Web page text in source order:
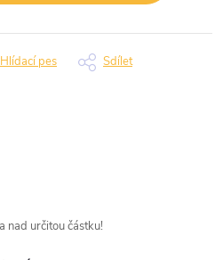
Hlídací pes Sdílet
nad určitou částku!